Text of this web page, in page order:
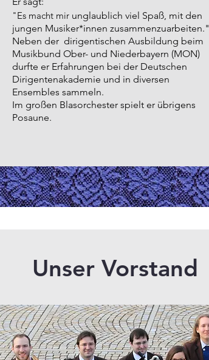
"Es macht mir unglaublich viel Spaß, mit den
jungen Musiker*innen zusammenzuarbeiten."
Neben der dirigentischen Ausbildung beim
Musikbund Ober- und Niederbayern (MON)
durfte er Erfahrungen bei der Deutschen
Dirigentenakademie und in diversen
Ensembles sammeln.
Im großen Blasorchester spielt er übrigens
Posaune.
Unser Vorstand